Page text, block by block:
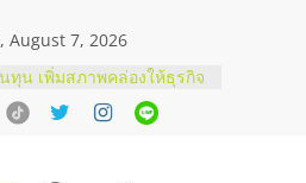
August 7, 2026
ทุน เพิ่มสภาพคล่องให้ธุรกิจ
ผ่านฉลุย
ไลน์ โอกาสบริหารสถานี